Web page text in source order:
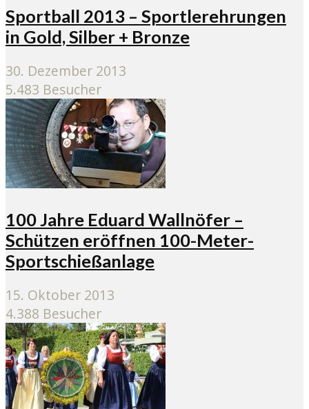
Sportball 2013 – Sportlerehrungen
in Gold, Silber + Bronze
30. Dezember 2013
5.483 Besucher
100 Jahre Eduard Wallnöfer –
Schützen eröffnen 100-Meter-
Sportschießanlage
15. Oktober 2013
4.388 Besucher